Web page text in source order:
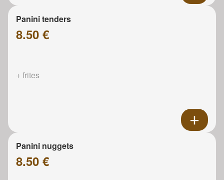
Panini tenders
8.50 €
+ frites
Panini nuggets
8.50 €